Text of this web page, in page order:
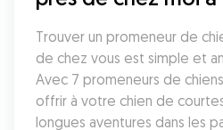
Trouver un promeneur de
de chez vous est simple et
Avec 7 promeneurs de
offrir à votre chien de
longues aventures dans les